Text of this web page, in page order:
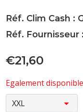
Réf. Clim Cash :
Réf. Fournisseur
€21,60
Egalement